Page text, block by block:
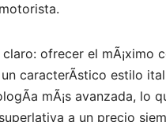
ofrecer el mÃ¡ximo
caracterÃ­stico estilo
mÃ¡s avanzada, lo
a un precio